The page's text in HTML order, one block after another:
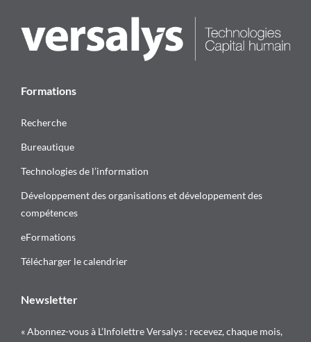
Formations
Recherche
Bureautique
Technologies de l’information
Développement des organisations et développement des
compétences
eFormations
Télécharger le calendrier
Newsletter
« Abonnez-vous à L’Infolettre Versalys : recevez, chaque mois,